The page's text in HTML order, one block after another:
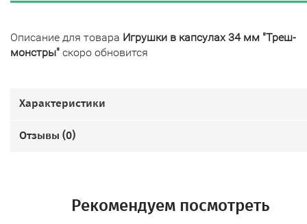
Описание для товара Игрушки в капсулах 34 мм "Треш-
монстры" скоро обновится
Характеристики
Отзывы (0)
Рекомендуем посмотреть